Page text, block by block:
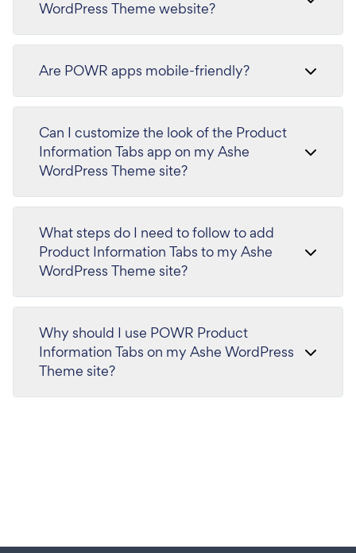
WordPress Theme website?
Are POWR apps mobile-friendly?
Can I customize the look of the Product
Information Tabs app on my Ashe
WordPress Theme site?
What steps do I need to follow to add
Product Information Tabs to my Ashe
WordPress Theme site?
Why should I use POWR Product
Information Tabs on my Ashe WordPress
Theme site?